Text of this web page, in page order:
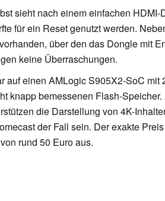
sieht nach einem einfachen
für ein Reset genutzt werden.
über den das Dongle mit
keine Überraschungen.
auf einen AMLogic S905X2-SoC mit
knapp bemessenen Flash-
die Darstellung von 4K-
der Fall sein. Der exakte
rund 50 Euro aus.